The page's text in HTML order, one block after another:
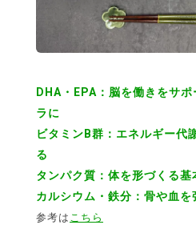
DHA・EPA：脳を働きをサ
ラに
ビタミンB群：エネルギー代
る
タンパク質：体を形づくる基
カルシウム・鉄分：骨や血
参考は こちら